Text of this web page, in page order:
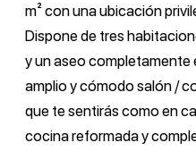
m² con una ubicación
Dispone de tres
y un aseo completamente
amplio y cómodo salón /
que te sentirás como en
cocina reformada y